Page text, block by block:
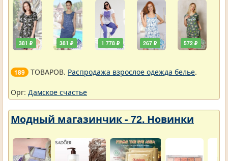
381 ₽ 381 ₽ 1 778 ₽ 267 ₽ 572 ₽
189 ТОВАРОВ. Распродажа взрослое одежда белье.
Орг: Дамское счастье
Модный магазинчик - 72. Новинки